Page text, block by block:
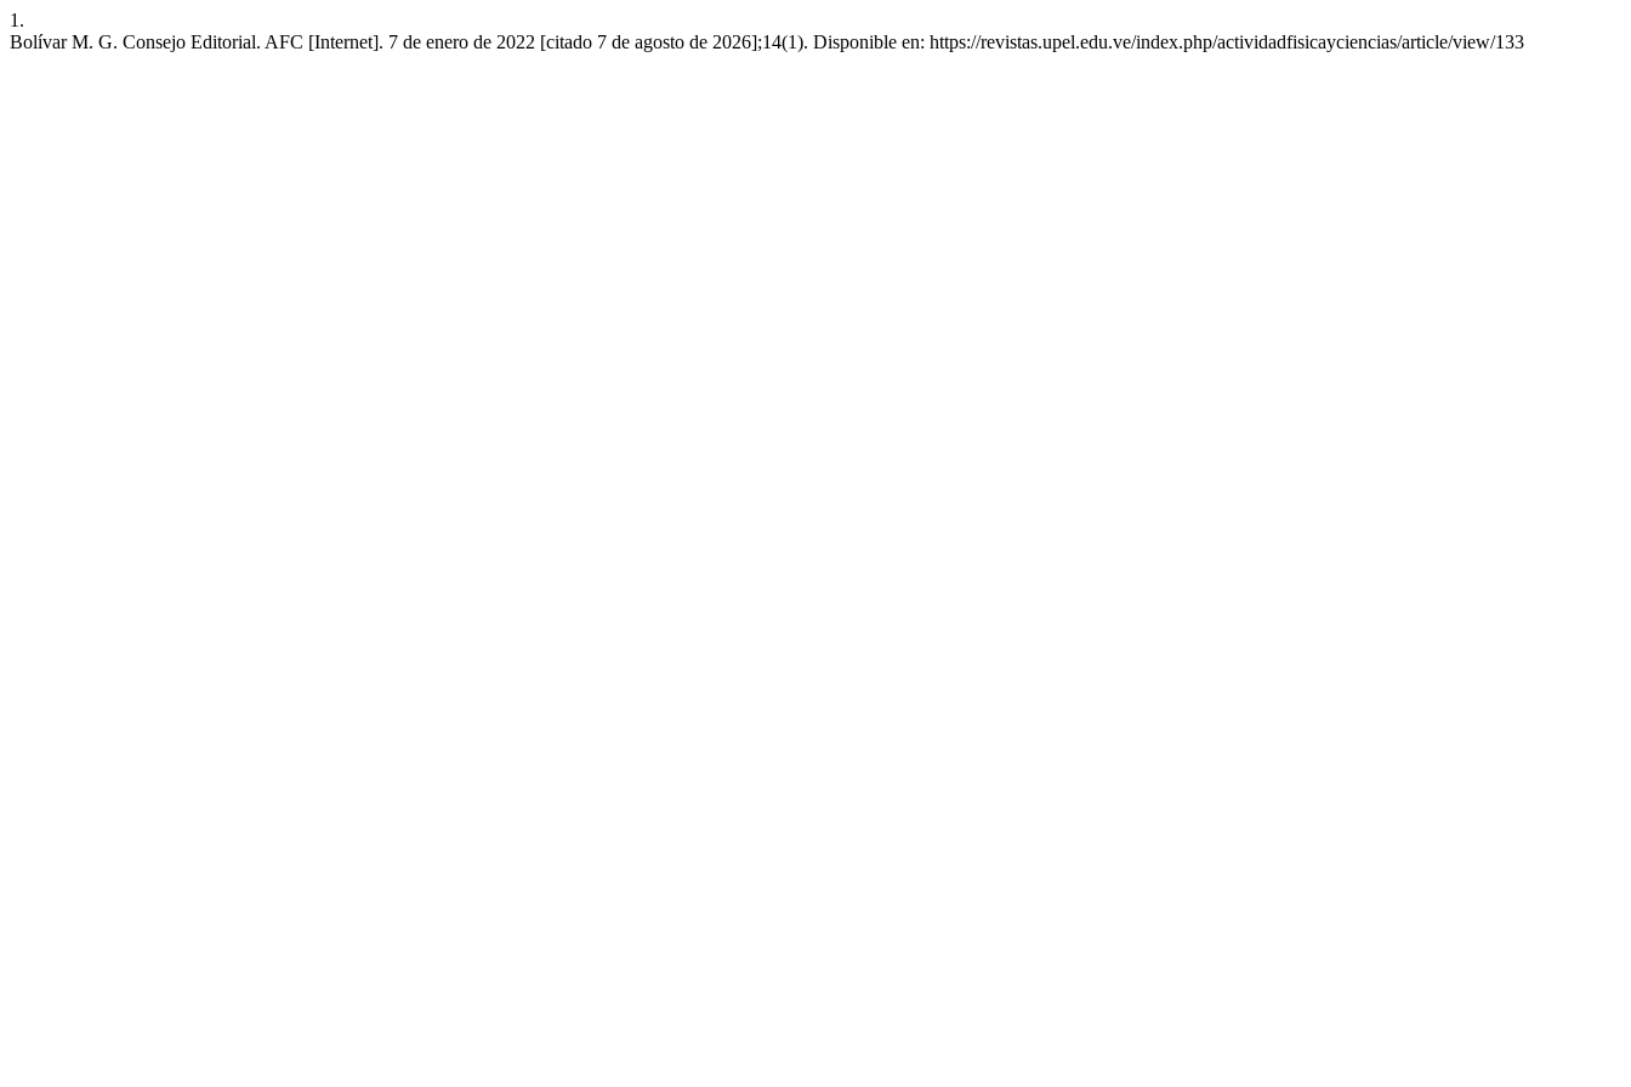
1.
Bolívar M. G. Consejo Editorial. AFC [Internet]. 7 de enero de 2022 [citado 7 de agosto de 2026];14(1). Disponible en: https://revistas.upel.edu.ve/index.php/actividadfisicayciencias/article/view/133